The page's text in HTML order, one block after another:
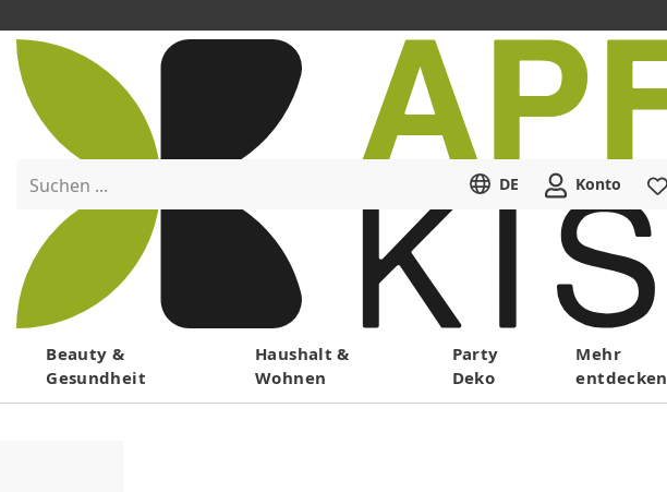
Menü
Suchen ... DE Konto
Beauty &
Gesundheit
Haushalt &
Wohnen
Party
Deko
Mehr
entdecken